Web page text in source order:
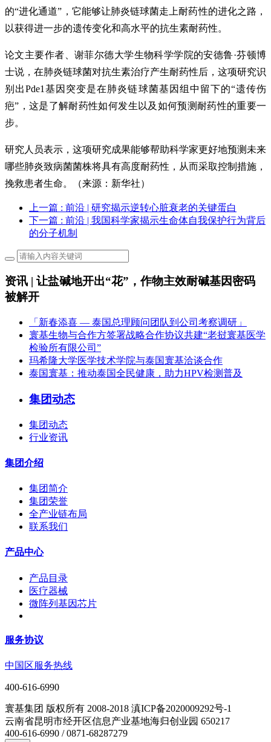
的“进化通道”，它能够让肺炎链球菌走上耐药性的进化之路，
以获得进一步的遗传变化和高水平的抗生素耐药性。
论文主要作者、谢菲尔德大学生物科学学院的安德鲁·芬顿博
士说，在肺炎链球菌对抗生素治疗产生耐药性后，这项研究识
别出Pde1基因突变是在肺炎链球菌基因组中留下的“遗传伤
疤”，这是了解耐药性如何发生以及如何预测耐药性的重要一
步。
研究人员表示，这项研究成果能够帮助科学家更好地预测未来
哪些肺炎致病菌菌株将具有高度耐药性，从而采取控制措施，
挽救患者生命。（来源：新华社）
上一篇 : 前沿 | 研究揭示逆转心脏衰老的关键蛋白
下一篇 : 前沿 | 我国科学家揭示生命体自我保护行为背后
的分子机制
资讯 | 让盐碱地开出“花”，作物主效耐碱基因密码
被解开
「新春添喜 — 泰国总理顾问团队到公司考察调研」
寰基生物与合作方签署战略合作协议共建“老挝寰基医学
检验所有限公司”
玛希隆大学医学技术学院与泰国寰基洽谈合作
泰国寰基：推动泰国全民健康，助力HPV检测普及
集团动态
集团动态
行业资讯
集团介绍
集团简介
集团荣誉
全产业链布局
联系我们
产品中心
产品目录
医疗器械
微阵列基因芯片
服务协议
中国区服务热线
400-616-6990
寰基集团 版权所有 2008-2018 滇ICP备2020009292号-1
云南省昆明市经开区信息产业基地海归创业园 650217
400-616-6990 / 0871-68287279